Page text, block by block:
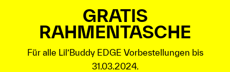
GRATIS
RAHMENTASCHE
Für alle Lil’Buddy EDGE Vorbestellungen bis
31.03.2024.